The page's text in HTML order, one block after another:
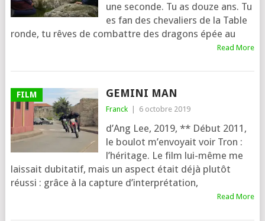
une seconde. Tu as douze ans. Tu
es fan des che­va­liers de la Table
ronde, tu rêves de com­battre des dra­gons épée au
Read More
FILM GEMINI MAN
Franck 6 octobre 2019
d’Ang Lee, 2019, ** Début 2011,
le bou­lot m’en­voyait voir Tron :
l’hé­ri­tage. Le film lui-même me
lais­sait dubi­ta­tif, mais un aspect était déjà plu­tôt
réus­si : grâce à la cap­ture d’in­ter­pré­ta­tion,
Read More